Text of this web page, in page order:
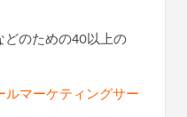
のための40以上の
ルマーケティングサー